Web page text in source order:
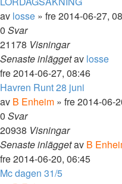
av losse » fre 2014-06-27,
0 Svar
21178 Visningar
Senaste inläggetav losse
fre 2014-06-27, 08:46
Havren Runt 28 juni
av B Enheim » fre 2014-06-
0 Svar
20938 Visningar
Senaste inläggetav B
fre 2014-06-20, 06:45
Mc dagen 31/5